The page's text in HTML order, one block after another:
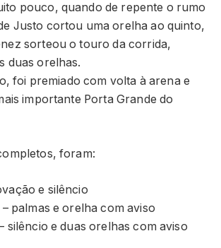
pouco, quando de repente o rumo
Justo cortou uma orelha ao quinto,
sorteou o touro da corrida,
duas orelhas.
foi premiado com volta à arena e
importante Porta Grande do
foram:
e silêncio
palmas e orelha com aviso
silêncio e duas orelhas com aviso